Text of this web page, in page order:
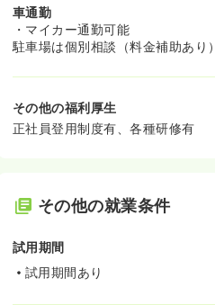
車通勤
・マイカー通勤可能
駐車場は個別相談（料金補助あり）
その他の福利厚生
正社員登用制度有、各種研修有
その他の就業条件
試用期間
試用期間あり